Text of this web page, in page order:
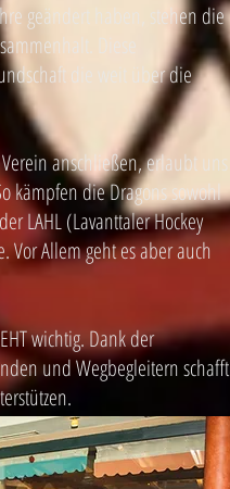
geändert haben, stehen die
Diese
die weit über die
anschließen, erlaubt uns
kämpfen die Dragons sowohl
LAHL (Lavanttaler Hockey
Vor Allem geht es aber auch
wichtig. Dank der
und Wegbegleitern schafft